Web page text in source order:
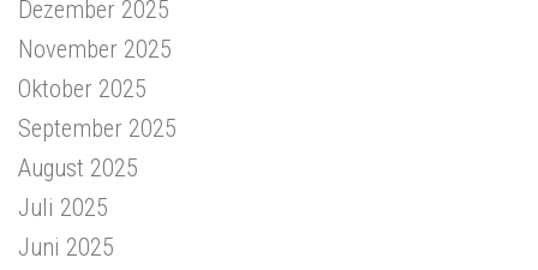
Dezember 2025
November 2025
Oktober 2025
September 2025
August 2025
Juli 2025
Juni 2025